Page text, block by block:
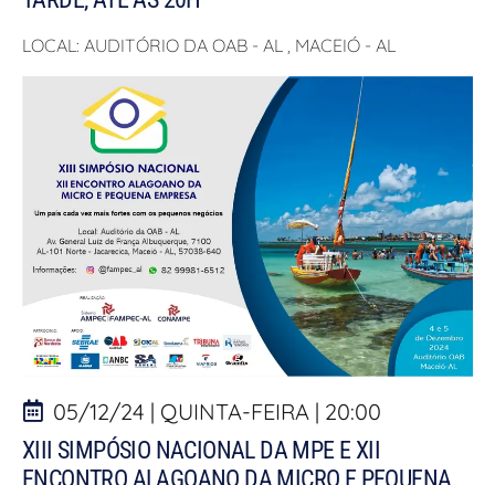
LOCAL: AUDITÓRIO DA OAB - AL , MACEIÓ - AL
05/12/24 | QUINTA-FEIRA | 20:00
XIII SIMPÓSIO NACIONAL DA MPE E XII
ENCONTRO ALAGOANO DA MICRO E PEQUENA